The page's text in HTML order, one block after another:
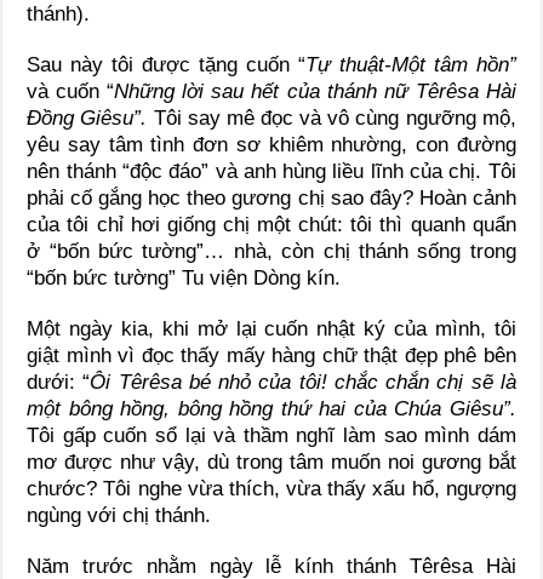
thánh).
Sau này tôi được tặng cuốn “Tự thuật-Một tâm hồn”
và cuốn “Những lời sau hết của thánh nữ Têrêsa Hài
Đồng Giêsu”. Tôi say mê đọc và vô cùng ngưỡng mộ,
yêu say tâm tình đơn sơ khiêm nhường, con đường
nên thánh “độc đáo” và anh hùng liều lĩnh của chị. Tôi
phải cố gắng học theo gương chị sao đây? Hoàn cảnh
của tôi chỉ hơi giống chị một chút: tôi thì quanh quẩn
ở “bốn bức tường”… nhà, còn chị thánh sống trong
“bốn bức tường” Tu viện Dòng kín.
Một ngày kia, khi mở lại cuốn nhật ký của mình, tôi
giật mình vì đọc thấy mấy hàng chữ thật đẹp phê bên
dưới: “Ôi Têrêsa bé nhỏ của tôi! chắc chắn chị sẽ là
một bông hồng, bông hồng thứ hai của Chúa Giêsu”.
Tôi gấp cuốn sổ lại và thầm nghĩ làm sao mình dám
mơ được như vậy, dù trong tâm muốn noi gương bắt
chước? Tôi nghe vừa thích, vừa thấy xấu hổ, ngượng
ngùng với chị thánh.
Năm trước nhằm ngày lễ kính thánh Têrêsa Hài